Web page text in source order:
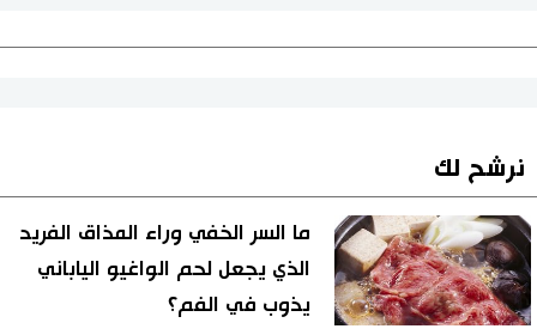
نرشح لك
ما السر الخفي وراء المذاق الفريد
الذي يجعل لحم الواغيو الياباني
يذوب في الفم؟